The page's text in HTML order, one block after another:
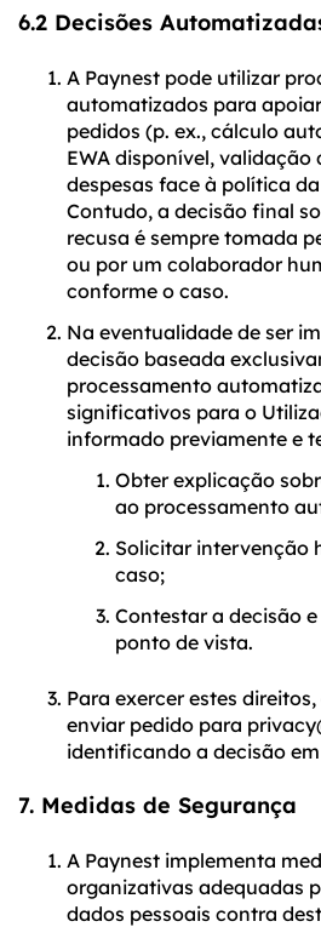
6.2 Decisões
A Paynest pode utilizar
automatizados para
pedidos (p. ex., cálculo
EWA disponível, validação
despesas face à política
Contudo, a decisão final
recusa é sempre tomada
ou por um colaborador
conforme o caso.
Na eventualidade de ser
decisão baseada
processamento
significativos para o
informado previamente e
Obter explicação
ao processamento
Solicitar intervenção
caso;
Contestar a decisão
ponto de vista.
Para exercer estes
enviar pedido para
identificando a decisão
7. Medidas de Segurança
A Paynest implementa
organizativas adequadas
dados pessoais contra